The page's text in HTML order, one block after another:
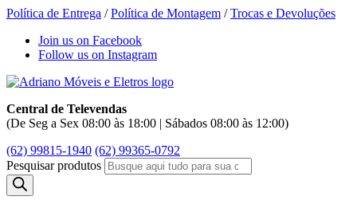
Política de Entrega /Política de Montagem /Trocas e Devoluções
Join us on Facebook
Follow us on Instagram
Central de Televendas
(De Seg a Sex 08:00 às 18:00 | Sábados 08:00 às 12:00)
(62) 99815-1940 (62) 99365-0792
Pesquisar produtos